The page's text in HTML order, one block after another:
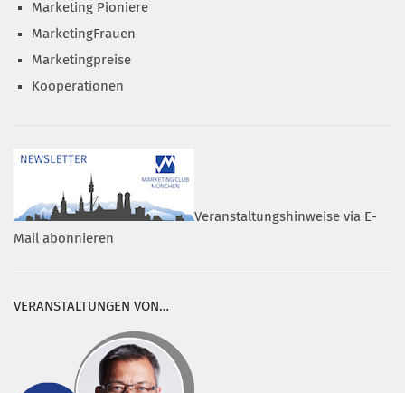
Marketing Pioniere
MarketingFrauen
Marketingpreise
Kooperationen
Veranstaltungshinweise via E-
Mail abonnieren
VERANSTALTUNGEN VON…